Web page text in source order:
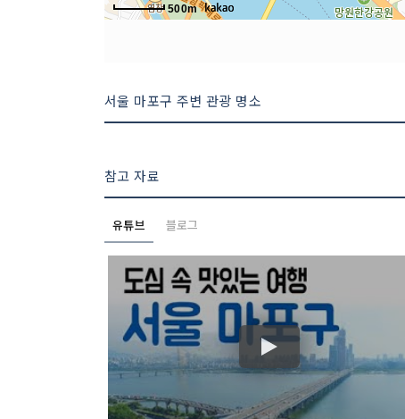
500m
서울 마포구 주변 관광 명소
참고 자료
유튜브 블로그